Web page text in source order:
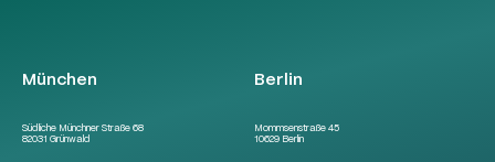
München
Südliche Münchner Straße 68
82031 Grünwald
Berlin
Mommsenstraße 45
10629 Berlin